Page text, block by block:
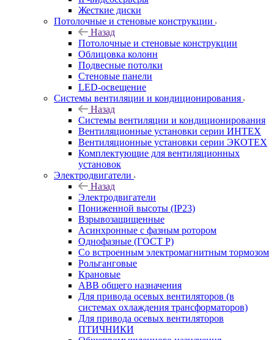
Жесткие диски
Потолочные и стеновые конструкции
Назад
Потолочные и стеновые конструкции
Облицовка колонн
Подвесные потолки
Стеновые панели
LED-освещение
Системы вентиляции и кондиционирования
Назад
Системы вентиляции и кондиционирования
Вентиляционные установки серии ИНТЕХ
Вентиляционные установки серии ЭКОТЕХ
Комплектующие для вентиляционных
установок
Электродвигатели
Назад
Электродвигатели
Пониженной высоты (IP23)
Взрывозащищенные
Асинхронные с фазным ротором
Однофазные (ГОСТ Р)
Со встроенным электромагнитным тормозом
Рольганговые
Крановые
АВВ общего назначения
Для привода осевых вентиляторов (в
системах охлаждения трансформаторов)
Для привода осевых вентиляторов
ПТИЧНИКИ